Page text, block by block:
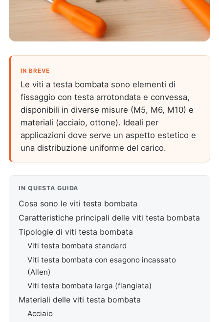
IN BREVE
Le viti a testa bombata sono elementi di
fissaggio con testa arrotondata e convessa,
disponibili in diverse misure (M5, M6, M10) e
materiali (acciaio, ottone). Ideali per
applicazioni dove serve un aspetto estetico e
una distribuzione uniforme del carico.
IN QUESTA GUIDA
Cosa sono le viti testa bombata
Caratteristiche principali delle viti testa bombata
Tipologie di viti testa bombata
Viti testa bombata standard
Viti testa bombata con esagono incassato
(Allen)
Viti testa bombata larga (flangiata)
Materiali delle viti testa bombata
Acciaio